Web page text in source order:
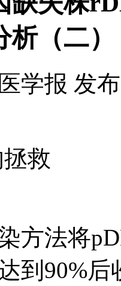
（二）
学报 发
救
方法将
到90%